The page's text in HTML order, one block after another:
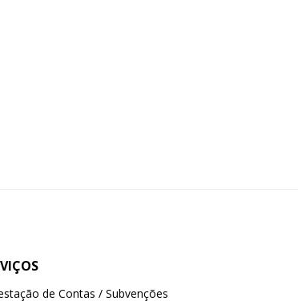
de Contas / Subvenções